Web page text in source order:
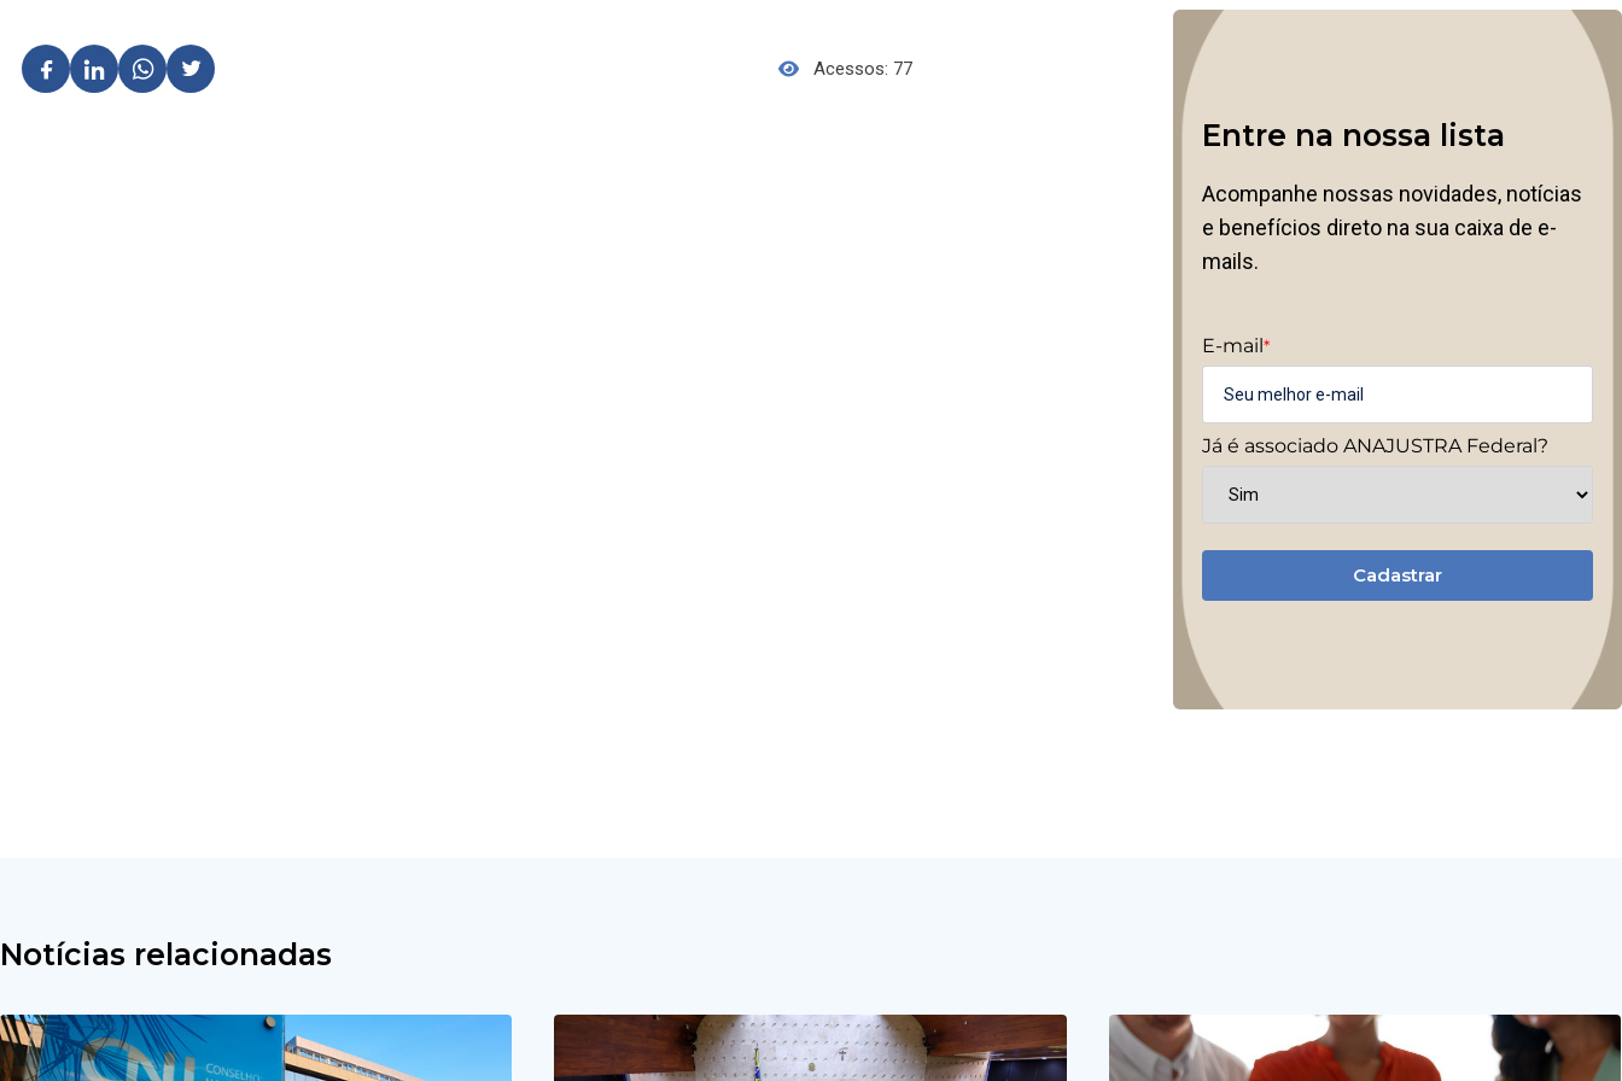
Acessos: 77
Entre na nossa lista
Acompanhe nossas novidades, notícias
e benefícios direto na sua caixa de e-
mails.
E-mail *
Já é associado ANAJUSTRA Federal?
Cadastrar
Notícias relacionadas